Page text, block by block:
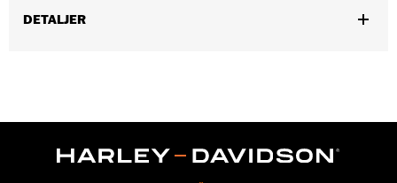
DETALJER
Origin:Imported
Dimension Description:SHAFT HEIGHT: 5.25” / HEEL HEIGHT: